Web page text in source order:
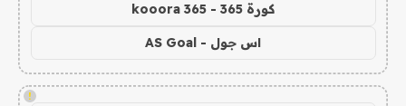
كورة 365 - kooora 365
اس جول - AS Goal
!